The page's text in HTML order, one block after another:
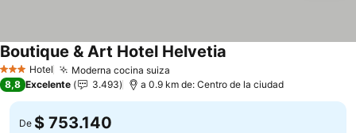
3 Estrellas
Hotel Moderna cocina suiza
Boutique & Art Hotel Helvetia
8,8 Excelente 3.493 a 0.9 km de: Centro de la ciudad
De $ 753.140